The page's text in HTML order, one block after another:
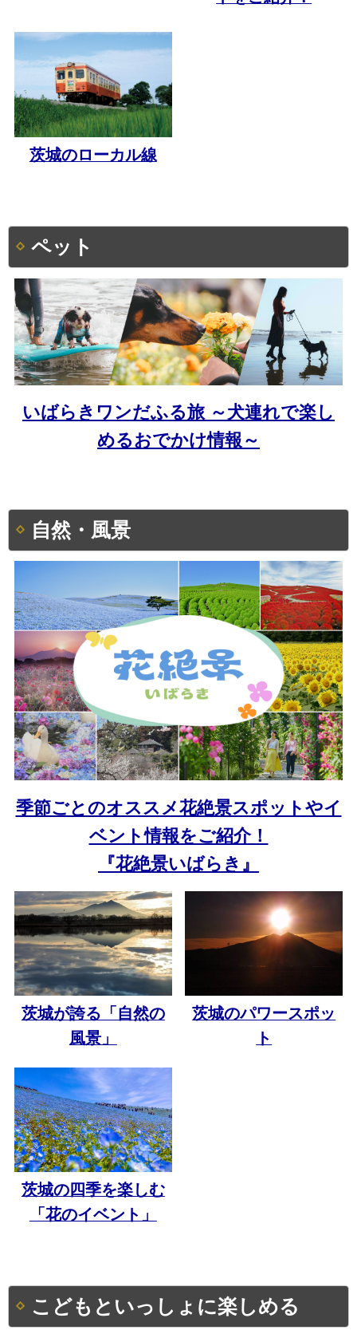
茨城のローカル線
ペット
いばらきワンだふる旅 ～犬連れで楽し
めるおでかけ情報～
自然・風景
季節ごとのオススメ花絶景スポットやイ
ベント情報をご紹介！
『花絶景いばらき』
茨城が誇る「自然の
風景」
茨城のパワースポッ
ト
茨城の四季を楽しむ
「花のイベント」
こどもといっしょに楽しめる